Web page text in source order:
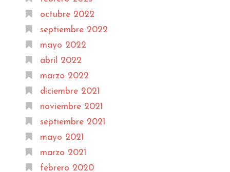
octubre 2022
septiembre 2022
mayo 2022
abril 2022
marzo 2022
diciembre 2021
noviembre 2021
septiembre 2021
mayo 2021
marzo 2021
febrero 2020